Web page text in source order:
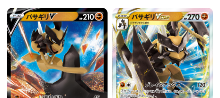
ミラー仕様のカード 件選択中